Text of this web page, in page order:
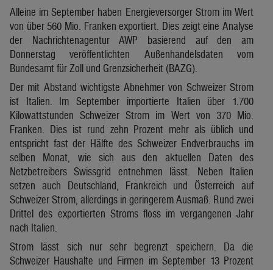
Alleine im September haben Energieversorger Strom im Wert
von über 560 Mio. Franken exportiert. Dies zeigt eine Analyse
der Nachrichtenagentur AWP basierend auf den am
Donnerstag veröffentlichten Außenhandelsdaten vom
Bundesamt für Zoll und Grenzsicherheit (BAZG).
Der mit Abstand wichtigste Abnehmer von Schweizer Strom
ist Italien. Im September importierte Italien über 1.700
Kilowattstunden Schweizer Strom im Wert von 370 Mio.
Franken. Dies ist rund zehn Prozent mehr als üblich und
entspricht fast der Hälfte des Schweizer Endverbrauchs im
selben Monat, wie sich aus den aktuellen Daten des
Netzbetreibers Swissgrid entnehmen lässt. Neben Italien
setzen auch Deutschland, Frankreich und Österreich auf
Schweizer Strom, allerdings in geringerem Ausmaß. Rund zwei
Drittel des exportierten Stroms floss im vergangenen Jahr
nach Italien.
Strom lässt sich nur sehr begrenzt speichern. Da die
Schweizer Haushalte und Firmen im September 13 Prozent